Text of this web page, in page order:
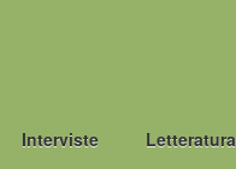
Interviste Letteratura